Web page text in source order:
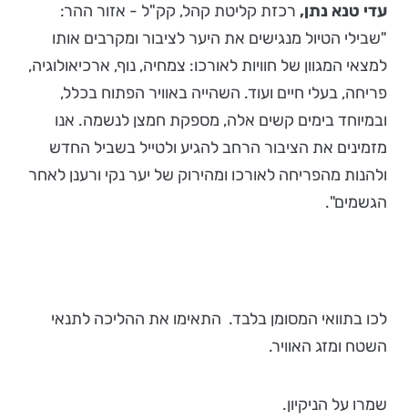
עדי טנא נתן, רכזת קליטת קהל, קק"ל - אזור ההר:
"שבילי הטיול מנגישים את היער לציבור ומקרבים אותו
למצאי המגוון של חוויות לאורכו: צמחיה, נוף, ארכיאולוגיה,
פריחה, בעלי חיים ועוד. השהייה באוויר הפתוח בכלל,
ובמיוחד בימים קשים אלה, מספקת חמצן לנשמה. אנו
מזמינים את הציבור הרחב להגיע ולטייל בשביל החדש
ולהנות מהפריחה לאורכו ומהירוק של יער נקי ורענן לאחר
הגשמים".
לכו בתוואי המסומן בלבד. התאימו את ההליכה לתנאי
השטח ומזג האוויר.
שמרו על הניקיון.